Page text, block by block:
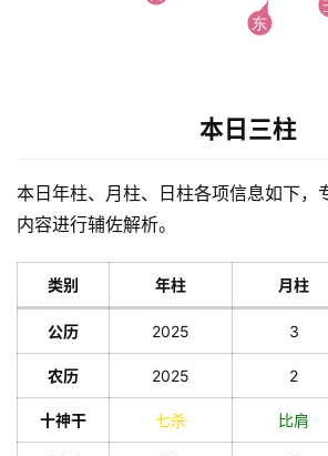
会
本日三柱
本日年柱、月柱、日柱各项信息如下，
内容进行辅佐解析。
类别 年柱 月柱
公历 2025 3
农历 2025 2
十神干 七杀 比肩